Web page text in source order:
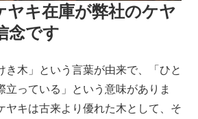
ヤキ在庫が弊社のケヤ
念です
木」という言葉が由来で、「ひと
立っている」という意味がありま
ヤキは古来より優れた木として、そ